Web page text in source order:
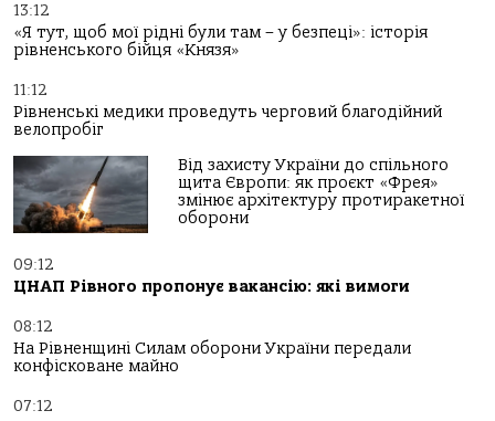
13:12
«Я тут, щоб мої рідні були там – у безпеці»: історія
рівненського бійця «Князя»
11:12
Рівненські медики проведуть черговий благодійний
велопробіг
Від захисту України до спільного
щита Європи: як проєкт «Фрея»
змінює архітектуру протиракетної
оборони
09:12
ЦНАП Рівного пропонує вакансію: які вимоги
08:12
На Рівненщині Силам оборони України передали
конфісковане майно
07:12